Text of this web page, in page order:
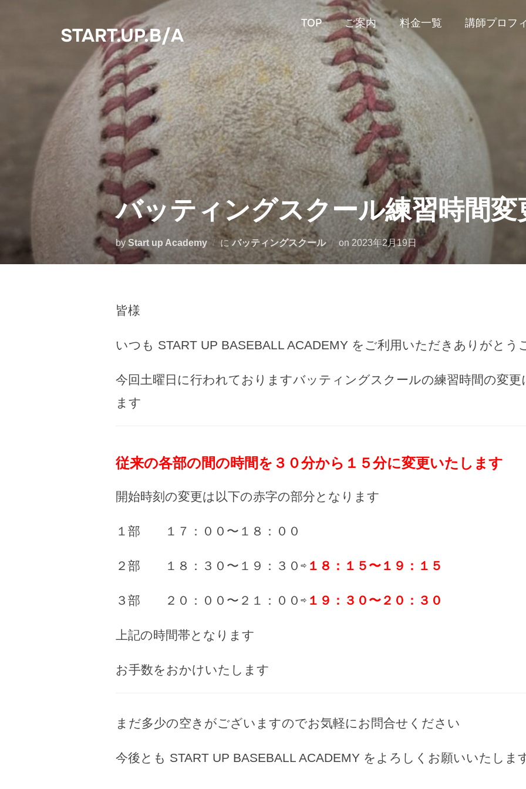
START.UP.B/A
TOP ご案内 料金一覧 講師プロフ
バッティングスクール練習時間変
by Start up Academy にバッティングスクール on 投
2023年2月19日
皆様
いつも START UP BASEBALL ACADEMY をご利用いただきありがとう
今回土曜日に行われておりますバッティングスクールの練習時間の変
ます
従来の各部の間の時間を３０分から１５分に変更いたします
開始時刻の変更は以下の赤字の部分となります
１部 １７：００〜１８：００
２部 １８：３０〜１９：３０⇨ １８：１５〜１９：１５
３部 ２０：００〜２１：００⇨ １９：３０〜２０：３０
上記の時間帯となります
お手数をおかけいたします
まだ多少の空きがございますのでお気軽にお問合せください
今後とも START UP BASEBALL ACADEMY をよろしくお願いいたしま